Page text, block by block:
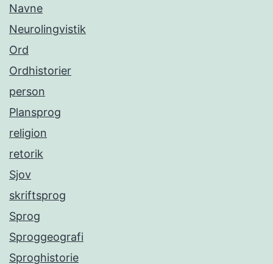
Navne
Neurolingvistik
Ord
Ordhistorier
person
Plansprog
religion
retorik
Sjov
skriftsprog
Sprog
Sproggeografi
Sproghistorie